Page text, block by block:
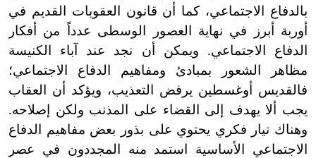
بالدفاع الاجتماعي، كما أن قانون العقوبات القديم في
أوربة أبرز في نهاية العصور الوسطى عدداً من أفكار
الدفاع الاجتماعي. ويمكن أن نجد عند آباء الكنيسة
مظاهر الشعور بمبادئ ومفاهيم الدفاع الاجتماعي؛
فالقديس أوغسطين يرفض التعذيب، ويؤكد أن العقاب
يجب ألا يهدف إلى القضاء على المذنب ولكن إصلاحه.
وهناك تيار فكري يحتوي على بذور بعض مفاهيم الدفاع
الاجتماعي الأساسية استمد منه المجددون في عصر